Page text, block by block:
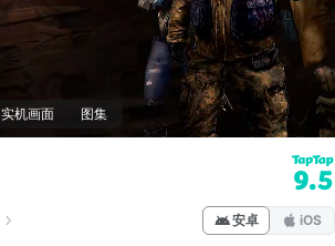
实机画面 图集
9.5
安卓 iOS